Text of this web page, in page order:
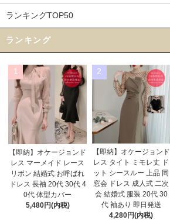
ランキングTOP50
ランキング
1
【即納】オケージョンド
レス マーメイド レース
リボン 結婚式 お呼ばれ
ドレス 長袖 20代 30代 4
0代 体型カバー
5,480円(内税)
2
【即納】オケージョンド
レス タイト ミモレ丈 ド
ット シースルー 上品 同
窓会 ドレス 成人式 二次
会 結婚式 服装 20代 30
代 袖あり 即日発送
4,280円(内税)